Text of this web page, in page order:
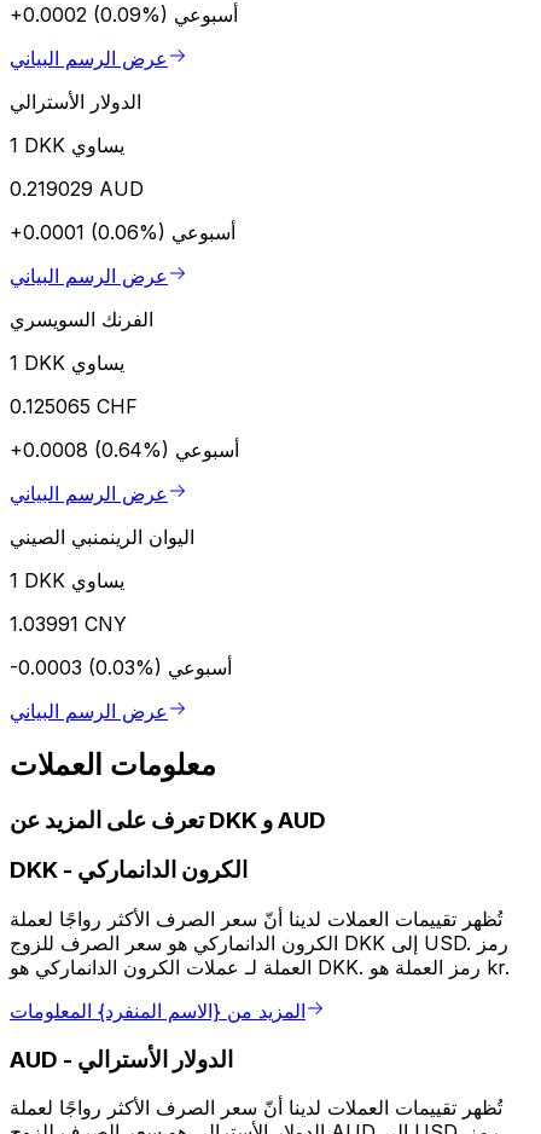
+0.0002 (0.09%) أسبوعي
عرض الرسم البياني
الدولار الأسترالي
1 DKK يساوي
0.219029 AUD
+0.0001 (0.06%) أسبوعي
عرض الرسم البياني
الفرنك السويسري
1 DKK يساوي
0.125065 CHF
+0.0008 (0.64%) أسبوعي
عرض الرسم البياني
اليوان الرينمنبي الصيني
1 DKK يساوي
1.03991 CNY
-0.0003 (0.03%) أسبوعي
عرض الرسم البياني
معلومات العملات
تعرف على المزيد عن DKK و AUD
DKK - الكرون الدانماركي
تُظهر تقييمات العملات لدينا أنّ سعر الصرف الأكثر رواجًا لعملة
الكرون الدانماركي هو سعر الصرف للزوج DKK إلى USD. رمز
العملة لـ عملات الكرون الدانماركي هو DKK. رمز العملة هو kr.
المزيد من {الاسم المنفرد} المعلومات
AUD - الدولار الأسترالي
تُظهر تقييمات العملات لدينا أنّ سعر الصرف الأكثر رواجًا لعملة